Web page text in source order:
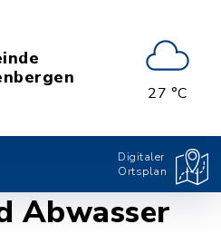
27 °C
Digitaler
Ortsplan
Abwasser